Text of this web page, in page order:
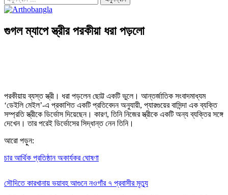
গুগল ম্যাপে স্ত্রীর পরকীয়া ধরা পড়লো
পরকীয়ায় ব্যস্ত স্ত্রী। ধরা পড়লেন ছোট্ট একটি ভুলে। আন্তর্জাতিক সংবাদমাধ্যম
‘ডেইলি মেইল’-এ প্রকাশিত একটি প্রতিবেদন অনুযায়ী, প্যারগুয়ের বাসিন্দা এক ব্যক্তি
সম্প্রতি স্ত্রীকে ডির্ভোস দিয়েছেন। কারণ, তিনি নিজের স্ত্রীকে একটি অন্য ব্যক্তির সঙ্গে
দেখেন। তার পরেই ডির্ভোসের সিদ্ধান্ত নেন তিনি।
আরো পড়ুন:
চার আর্থিক প্রতিষ্ঠান অকার্যকর ঘোষণা
সৌদিতে কারখানায় ভয়াবহ আগুনে নওগাঁর ৭ প্রবাসীর মৃত্যু